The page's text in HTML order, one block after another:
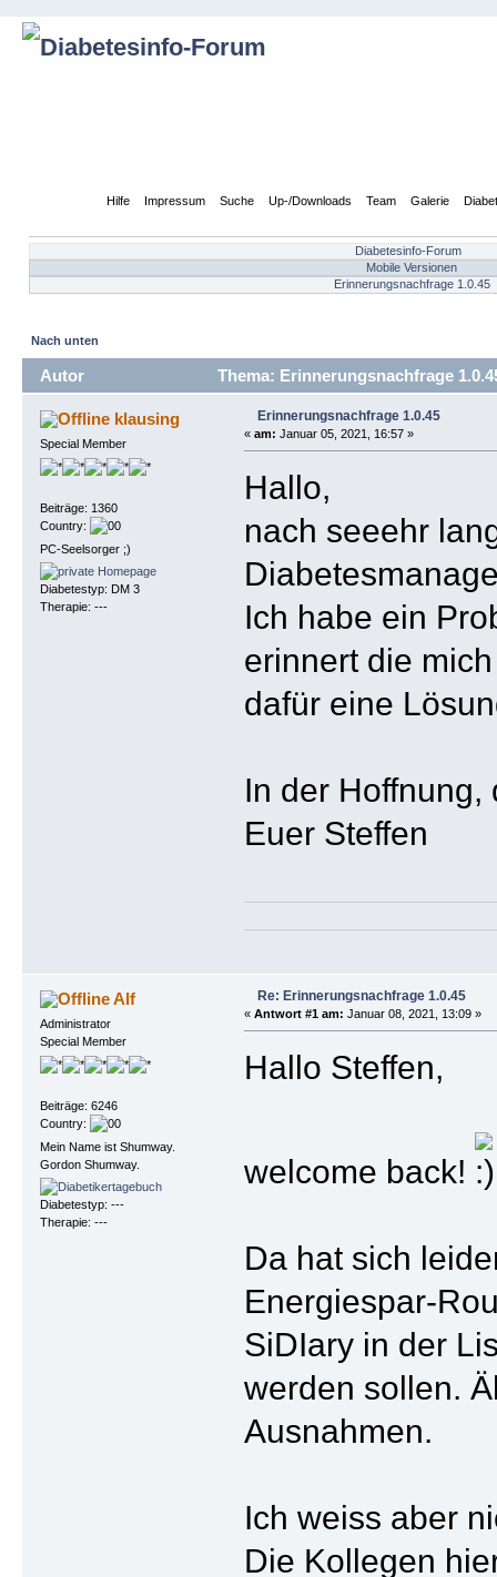
Hilfe Impressum Suche Up-/Downloads Team Galerie
Diabetesinfo-Forum
Mobile Versionen
Erinnerungsnachfrage 1.0.45
Nach unten
Autor Thema: Erinnerungsnachfrage
klausing
Special Member
Beiträge: 1360
Country:
PC-Seelsorger ;)
Diabetestyp: DM 3
Therapie: ---
Erinnerungsnachfrage 1.0.45
« am: Januar 05, 2021, 16:57 »
Hallo,
nach seeehr
Ich habe ein
erinnert die
dafür eine
In der
Euer Steffen
Alf
Administrator
Special Member
Beiträge: 6246
Country:
Mein Name ist Shumway.
Gordon Shumway.
Diabetestyp: ---
Therapie: ---
Re: Erinnerungsnachfrage 1.0.45
« Antwort #1 am: Januar 08, 2021, 13:09 »
Hallo Steffen,
welcome back!
Da hat sich
Energiespar-
SiDIary in der
werden sollen.
Ausnahmen.
Ich weiss aber
Die Kollegen